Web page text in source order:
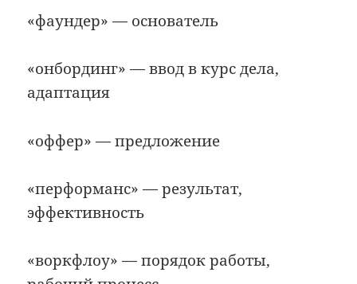
«фаундер» — основатель
«онбординг» — ввод в курс дела,
адаптация
«оффер» — предложение
«перформанс» — результат,
эффективность
«воркфлоу» — порядок работы,